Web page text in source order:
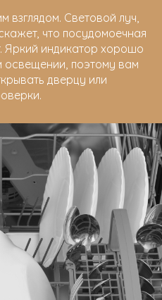
взглядом. Световой луч,
что посудомоечная
индикатор хорошо
поэтому вам
дверцу или